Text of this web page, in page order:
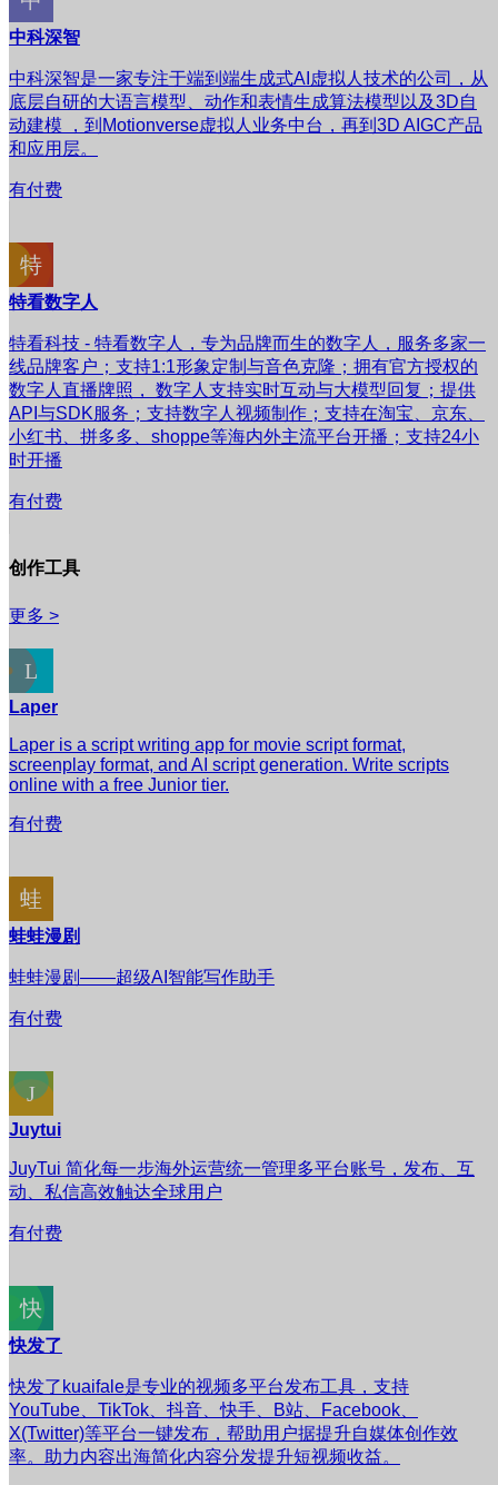
中科深智
中科深智是一家专注于端到端生成式AI虚拟人技术的公司，从
底层自研的大语言模型、动作和表情生成算法模型以及3D自
动建模 ，到Motionverse虚拟人业务中台，再到3D AIGC产品
和应用层。
有付费
特看数字人
特看科技 - 特看数字人，专为品牌而生的数字人，服务多家一
线品牌客户；支持1:1形象定制与音色克隆；拥有官方授权的
数字人直播牌照， 数字人支持实时互动与大模型回复；提供
API与SDK服务；支持数字人视频制作；支持在淘宝、京东、
小红书、拼多多、shoppe等海内外主流平台开播；支持24小
时开播
有付费
创作工具
更多 >
Laper
Laper is a script writing app for movie script format,
screenplay format, and AI script generation. Write scripts
online with a free Junior tier.
有付费
蛙蛙漫剧
蛙蛙漫剧——超级AI智能写作助手
有付费
Juytui
JuyTui 简化每一步海外运营统一管理多平台账号，发布、互
动、私信高效触达全球用户
有付费
快发了
快发了kuaifale是专业的视频多平台发布工具，支持
YouTube、TikTok、抖音、快手、B站、Facebook、
X(Twitter)等平台一键发布，帮助用户据提升自媒体创作效
率。助力内容出海简化内容分发提升短视频收益。